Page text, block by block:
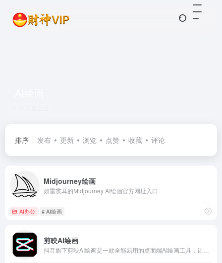
排序 发布 更新 浏览 点赞 收藏 评论
Midjourney绘画
如雷贯耳的Midjourney AI绘画官方网址入口
AI办公 # AI绘画
剪映AI绘画